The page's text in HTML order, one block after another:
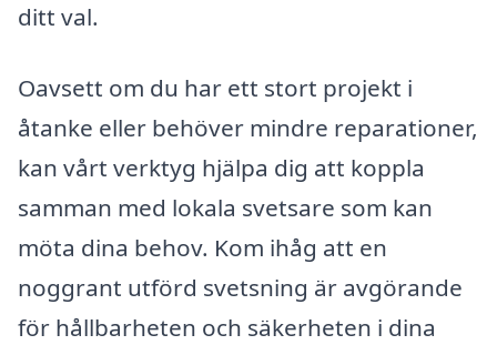
ditt val.
Oavsett om du har ett stort projekt i
åtanke eller behöver mindre reparationer,
kan vårt verktyg hjälpa dig att koppla
samman med lokala svetsare som kan
möta dina behov. Kom ihåg att en
noggrant utförd svetsning är avgörande
för hållbarheten och säkerheten i dina